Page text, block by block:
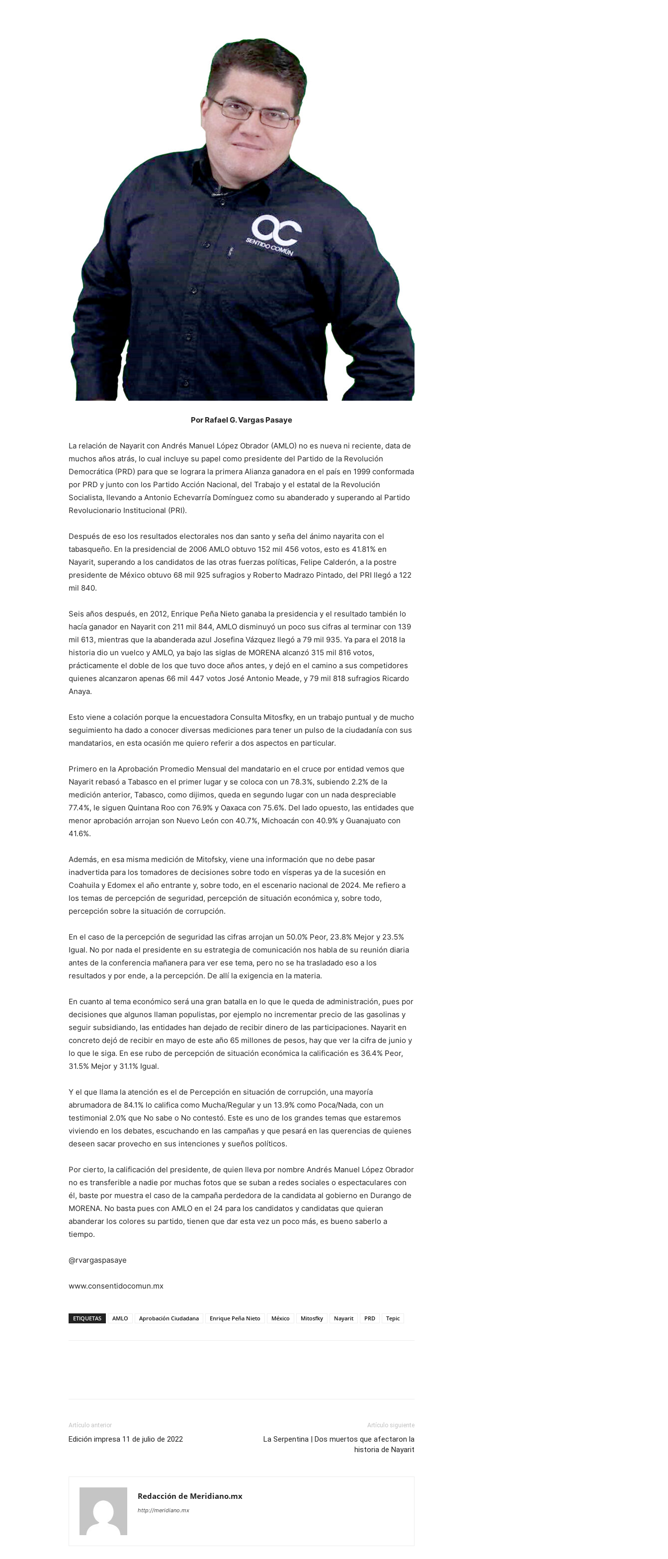
Por Rafael G. Vargas Pasaye
La relación de Nayarit con Andrés Manuel López Obrador (AMLO) no es nueva ni reciente, data de
muchos años atrás, lo cual incluye su papel como presidente del Partido de la Revolución
Democrática (PRD) para que se lograra la primera Alianza ganadora en el país en 1999 conformada
por PRD y junto con los Partido Acción Nacional, del Trabajo y el estatal de la Revolución
Socialista, llevando a Antonio Echevarría Domínguez como su abanderado y superando al Partido
Revolucionario Institucional (PRI).
Después de eso los resultados electorales nos dan santo y seña del ánimo nayarita con el
tabasqueño. En la presidencial de 2006 AMLO obtuvo 152 mil 456 votos, esto es 41.81% en
Nayarit, superando a los candidatos de las otras fuerzas políticas, Felipe Calderón, a la postre
presidente de México obtuvo 68 mil 925 sufragios y Roberto Madrazo Pintado, del PRI llegó a 122
mil 840.
Seis años después, en 2012, Enrique Peña Nieto ganaba la presidencia y el resultado también lo
hacía ganador en Nayarit con 211 mil 844, AMLO disminuyó un poco sus cifras al terminar con 139
mil 613, mientras que la abanderada azul Josefina Vázquez llegó a 79 mil 935. Ya para el 2018 la
historia dio un vuelco y AMLO, ya bajo las siglas de MORENA alcanzó 315 mil 816 votos,
prácticamente el doble de los que tuvo doce años antes, y dejó en el camino a sus competidores
quienes alcanzaron apenas 66 mil 447 votos José Antonio Meade, y 79 mil 818 sufragios Ricardo
Anaya.
Esto viene a colación porque la encuestadora Consulta Mitosfky, en un trabajo puntual y de mucho
seguimiento ha dado a conocer diversas mediciones para tener un pulso de la ciudadanía con sus
mandatarios, en esta ocasión me quiero referir a dos aspectos en particular.
Primero en la Aprobación Promedio Mensual del mandatario en el cruce por entidad vemos que
Nayarit rebasó a Tabasco en el primer lugar y se coloca con un 78.3%, subiendo 2.2% de la
medición anterior, Tabasco, como dijimos, queda en segundo lugar con un nada despreciable
77.4%, le siguen Quintana Roo con 76.9% y Oaxaca con 75.6%. Del lado opuesto, las entidades que
menor aprobación arrojan son Nuevo León con 40.7%, Michoacán con 40.9% y Guanajuato con
41.6%.
Además, en esa misma medición de Mitofsky, viene una información que no debe pasar
inadvertida para los tomadores de decisiones sobre todo en vísperas ya de la sucesión en
Coahuila y Edomex el año entrante y, sobre todo, en el escenario nacional de 2024. Me refiero a
los temas de percepción de seguridad, percepción de situación económica y, sobre todo,
percepción sobre la situación de corrupción.
En el caso de la percepción de seguridad las cifras arrojan un 50.0% Peor, 23.8% Mejor y 23.5%
Igual. No por nada el presidente en su estrategia de comunicación nos habla de su reunión diaria
antes de la conferencia mañanera para ver ese tema, pero no se ha trasladado eso a los
resultados y por ende, a la percepción. De allí la exigencia en la materia.
En cuanto al tema económico será una gran batalla en lo que le queda de administración, pues por
decisiones que algunos llaman populistas, por ejemplo no incrementar precio de las gasolinas y
seguir subsidiando, las entidades han dejado de recibir dinero de las participaciones. Nayarit en
concreto dejó de recibir en mayo de este año 65 millones de pesos, hay que ver la cifra de junio y
lo que le siga. En ese rubo de percepción de situación económica la calificación es 36.4% Peor,
31.5% Mejor y 31.1% Igual.
Y el que llama la atención es el de Percepción en situación de corrupción, una mayoría
abrumadora de 84.1% lo califica como Mucha/Regular y un 13.9% como Poca/Nada, con un
testimonial 2.0% que No sabe o No contestó. Este es uno de los grandes temas que estaremos
viviendo en los debates, escuchando en las campañas y que pesará en las querencias de quienes
deseen sacar provecho en sus intenciones y sueños políticos.
Por cierto, la calificación del presidente, de quien lleva por nombre Andrés Manuel López Obrador
no es transferible a nadie por muchas fotos que se suban a redes sociales o espectaculares con
él, baste por muestra el caso de la campaña perdedora de la candidata al gobierno en Durango de
MORENA. No basta pues con AMLO en el 24 para los candidatos y candidatas que quieran
abanderar los colores su partido, tienen que dar esta vez un poco más, es bueno saberlo a
tiempo.
@rvargaspasaye
www.consentidocomun.mx
ETIQUETAS AMLO Aprobación Ciudadana Enrique Peña Nieto México Mitosfky Nayarit PRD Tepic
Artículo anterior
Edición impresa 11 de julio de 2022
Artículo siguiente
La Serpentina | Dos muertos que afectaron la
historia de Nayarit
Redacción de Meridiano.mx
http://meridiano.mx